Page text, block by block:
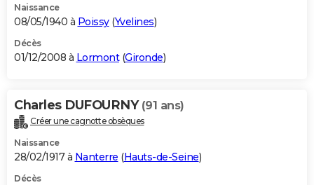
Naissance
08/05/1940 à Poissy(Yvelines)
Décès
01/12/2008 à Lormont(Gironde)
Charles DUFOURNY (91 ans)
Créer une cagnotte obsèques
Naissance
28/02/1917 à Nanterre (Hauts-de-Seine)
Décès